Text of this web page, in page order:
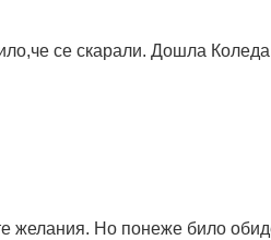
се скарали. Дошла
желания. Но понеже било